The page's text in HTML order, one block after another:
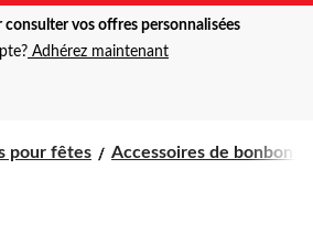
City,
courament
Fermé,
pour
consulter vos offres personnalisées
Adhérez maintenant
pour fêtes Accessoires de bonbons